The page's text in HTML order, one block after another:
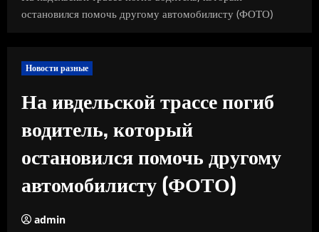
остановился помочь другому автомобилисту (ФОТО)
Новости разные
На ивдельской трассе погиб
водитель, который
остановился помочь другому
автомобилисту (ФОТО)
admin